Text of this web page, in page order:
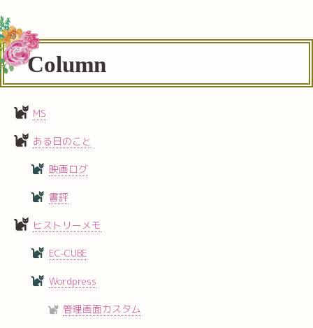
Column
MS
ある日のこと
映画ログ
書評
ヒストリーメモ
EC-CUBE
Wordpress
管理画面カスタム